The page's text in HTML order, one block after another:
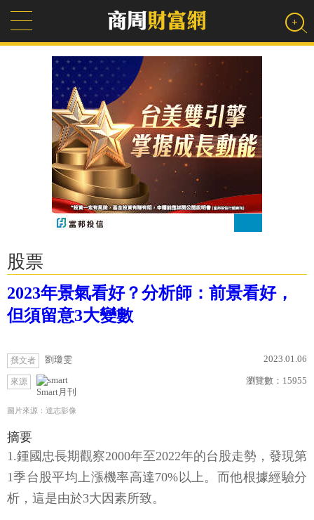
股票
2023年景氣看好？分析師：前景看好，
但須留意3大變數
撰文者 劉瓊雯 2023.01.06
來源
Smart月刊
瀏覽數： 15955
圖片來源：達志影像
摘要
1.鍾國忠長期觀察2000年至2022年的台股走勢，發現第
1季台股平均上漲機率高達70%以上。而他根據經驗分
析，這是由於3大因素所致。